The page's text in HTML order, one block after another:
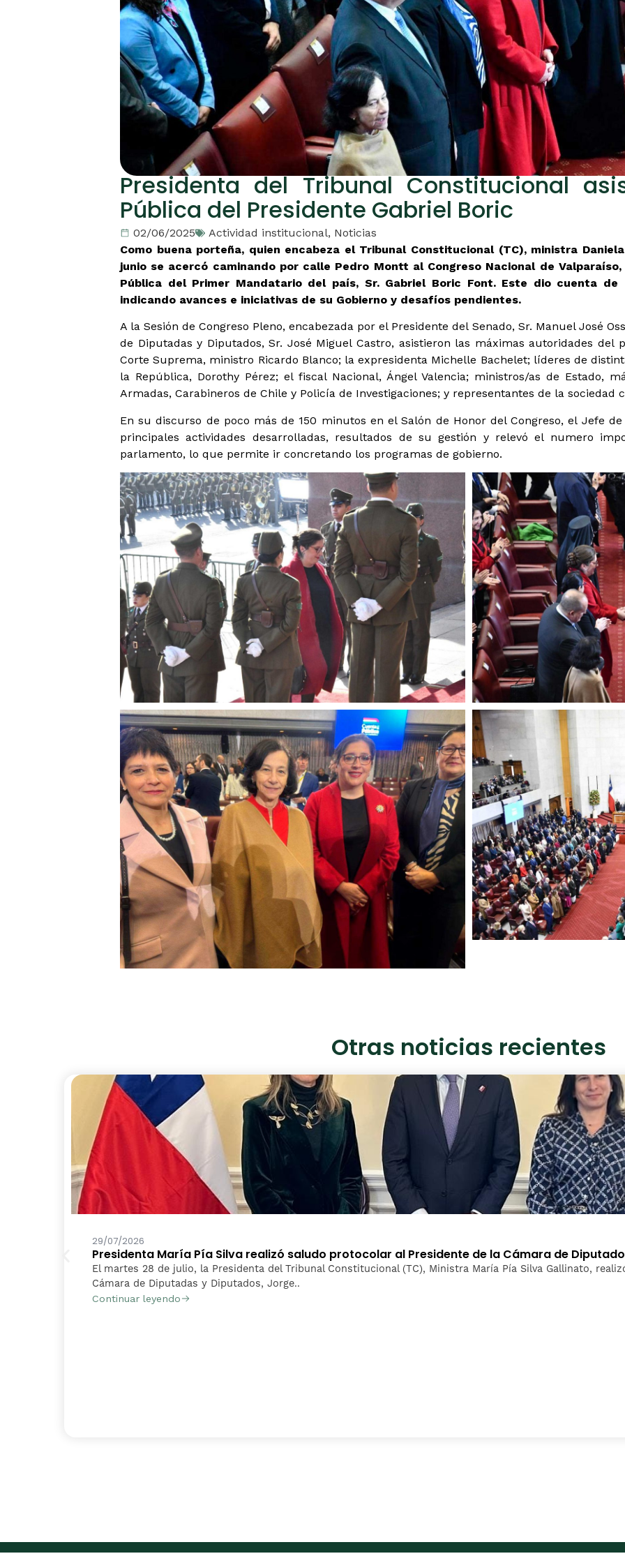
Presidenta del Tribunal Constitucional
Pública del Presidente Gabriel Boric
02/06/2025 Actividad institucional, Noticias
Como buena porteña, quien encabeza el Tribunal Constitucional (TC), ministra
junio se acercó caminando por calle Pedro Montt al Congreso Nacional de
Pública del Primer Mandatario del país, Sr. Gabriel Boric Font. Este dio cuenta
indicando avances e iniciativas de su Gobierno y desafíos pendientes.
A la Sesión de Congreso Pleno, encabezada por el Presidente del Senado, Sr. Manuel José
de Diputadas y Diputados, Sr. José Miguel Castro, asistieron las máximas autoridades del
Corte Suprema, ministro Ricardo Blanco; la expresidenta Michelle Bachelet; líderes de
la República, Dorothy Pérez; el fiscal Nacional, Ángel Valencia; ministros/as de Estado,
Armadas, Carabineros de Chile y Policía de Investigaciones; y representantes de la sociedad
En su discurso de poco más de 150 minutos en el Salón de Honor del Congreso, el Jefe
principales actividades desarrolladas, resultados de su gestión y relevó el numero
parlamento, lo que permite ir concretando los programas de gobierno.
Otras noticias recientes
29/07/2026
Presidenta María Pía Silva realizó saludo protocolar al Presidente de la Cámara de
El martes 28 de julio, la Presidenta del Tribunal Constitucional (TC), Ministra María Pía Silva Gallinato,
Cámara de Diputadas y Diputados, Jorge..
Continuar leyendo